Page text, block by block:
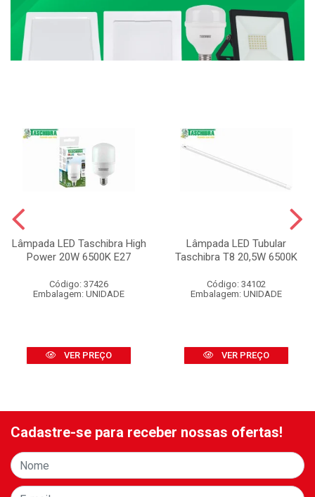
Lâmpada LED Taschibra High
Power 20W 6500K E27
Código: 37426
Embalagem: UNIDADE
VER PREÇO
Lâmpada LED Tubular
Taschibra T8 20,5W 6500K
Código: 34102
Embalagem: UNIDADE
VER PREÇO
Cadastre-se para receber nossas ofertas!